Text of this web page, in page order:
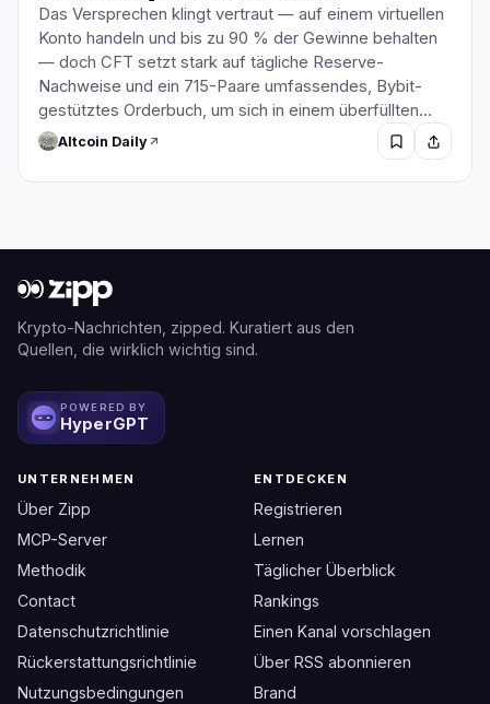
Das Versprechen klingt vertraut — auf einem virtuellen
Konto handeln und bis zu 90 % der Gewinne behalten
— doch CFT setzt stark auf tägliche Reserve-
Nachweise und ein 715-Paare umfassendes, Bybit-
gestütztes Orderbuch, um sich in einem überfüllten…
Altcoin Daily
Krypto-Nachrichten, zipped. Kuratiert aus den
Quellen, die wirklich wichtig sind.
POWERED BY
HyperGPT
UNTERNEHMEN
Über Zipp
MCP-Server
Methodik
Contact
Datenschutzrichtlinie
Rückerstattungsrichtlinie
Nutzungsbedingungen
ENTDECKEN
Registrieren
Lernen
Täglicher Überblick
Rankings
Einen Kanal vorschlagen
Über RSS abonnieren
Brand